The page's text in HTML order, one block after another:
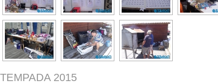
TEMPADA 2015